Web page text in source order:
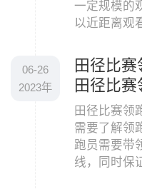
一定规模的
以近距离观
全。不过，
06-26
2023年
田径比
田径比
吗
田径比赛领
需要了解领
跑员需要带
线，同时保